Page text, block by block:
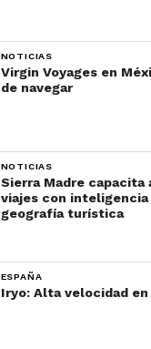
NOTICIAS
Virgin Voyages en
de navegar
NOTICIAS
Sierra Madre capacita
viajes con inteligencia
geografía turística
ESPAÑA
Iryo: Alta velocidad en